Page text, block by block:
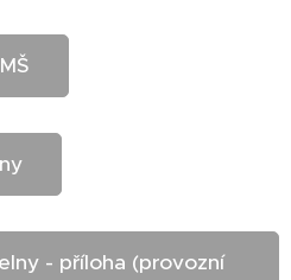
- příloha (provozní